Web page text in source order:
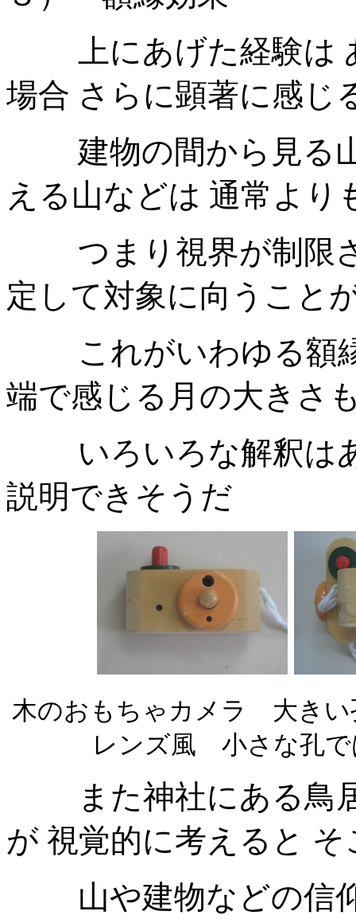
上にあげた経験は
場合 さらに顕著に感じ
建物の間から見る山
える山などは 通常より
つまり視界が制限さ
定して対象に向うこと
これがいわゆる額縁
端で感じる月の大きさ
いろいろな解釈はあ
説明できそうだ
木のおもちゃカメラ 大きい
レンズ風 小さな孔で
また神社にある鳥居
が 視覚的に考えると
山や建物などの信仰